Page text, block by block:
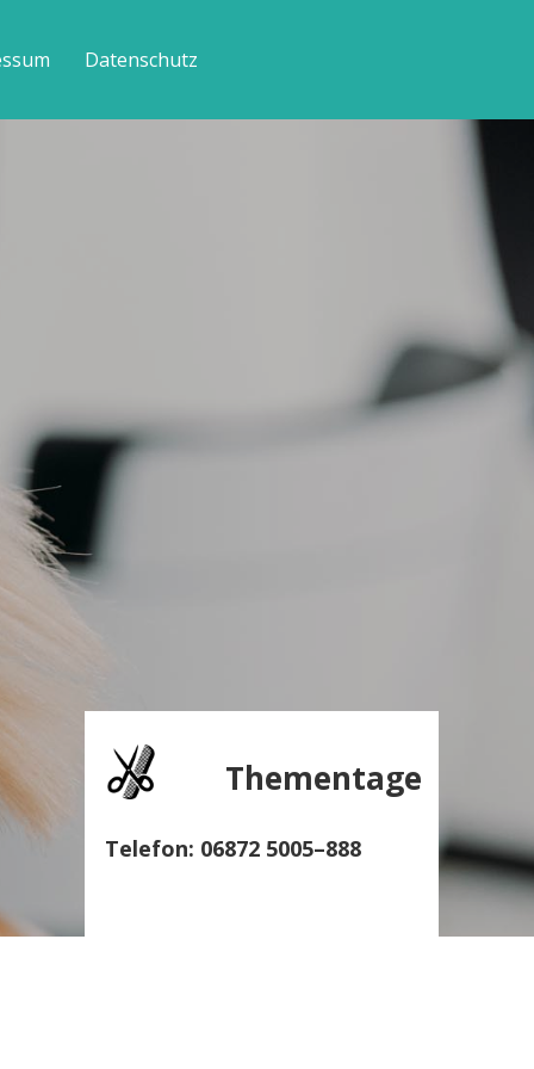
Datenschutz
Thementage
Telefon: 06872 5005–888